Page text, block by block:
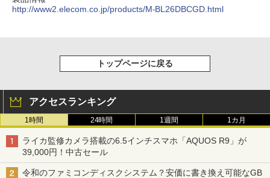
http://www2.elecom.co.jp/products/M-BL26DBCGD.html
トップページに戻る
アクセスランキング
1時間 24時間 1週間 1カ月
ライカ監修カメラ搭載の6.5インチスマホ「AQUOS R9」が
39,000円！中古セール
令和のファミコンディスクシステム？安価に書き換え可能なGB